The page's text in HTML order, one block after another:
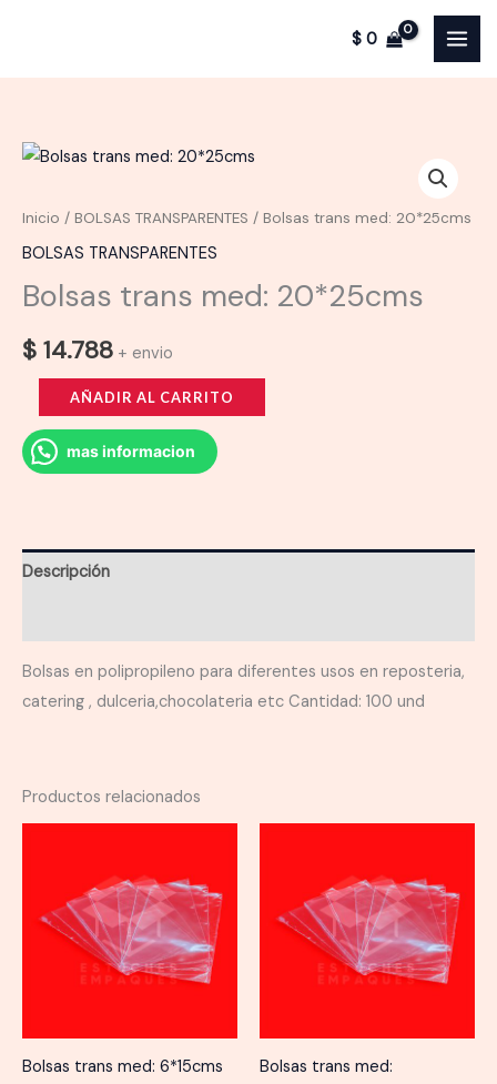
contenido
$0
Inicio / BOLSAS TRANSPARENTES / Bolsas trans med: 20*25cms
BOLSAS TRANSPARENTES
Bolsas trans med: 20*25cms
$ 14.788 + envio
trans
med:
AÑADIR AL CARRITO
mas informacion
Descripción
Bolsas en polipropileno para diferentes usos en reposteria,
catering , dulceria,chocolateria etc Cantidad: 100 und
Productos relacionados
Bolsas trans med: 6*15cms
Bolsas trans med: